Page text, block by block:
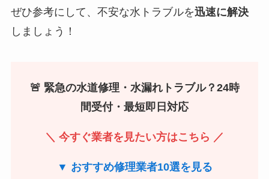
ぜひ参考にして、不安な水トラブルを迅速に解決
しましょう！
🚨 緊急の水道修理・水漏れトラブル？24時
間受付・最短即日対応
＼ 今すぐ業者を見たい方はこちら ／
▼ おすすめ修理業者10選を見る